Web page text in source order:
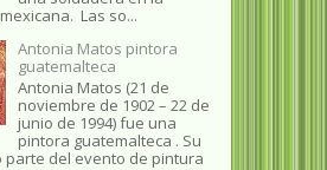
Las so...
Antonia Matos pintora
guatemalteca
Antonia Matos (21 de
noviembre de 1902 – 22 de
junio de 1994) fue una
pintora guatemalteca . Su
parte del evento de pintura